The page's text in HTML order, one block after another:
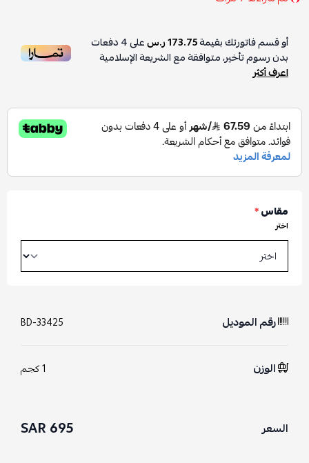
أو قسم فاتورتك بقيمة173.75 ر.س على4دفعات
بدون رسوم تأخير، متوافقة مع الشريعة الإسلامية
اعرف أكثر
مقاس*
اختر
رقم الموديل BD-33425
الوزن 1 كجم
السعر 695 SAR